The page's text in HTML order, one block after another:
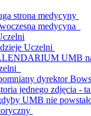
strona medycyny
medycyna
Uczelni
UMB
dyrektor
jednego zdjęcia -
UMB nie